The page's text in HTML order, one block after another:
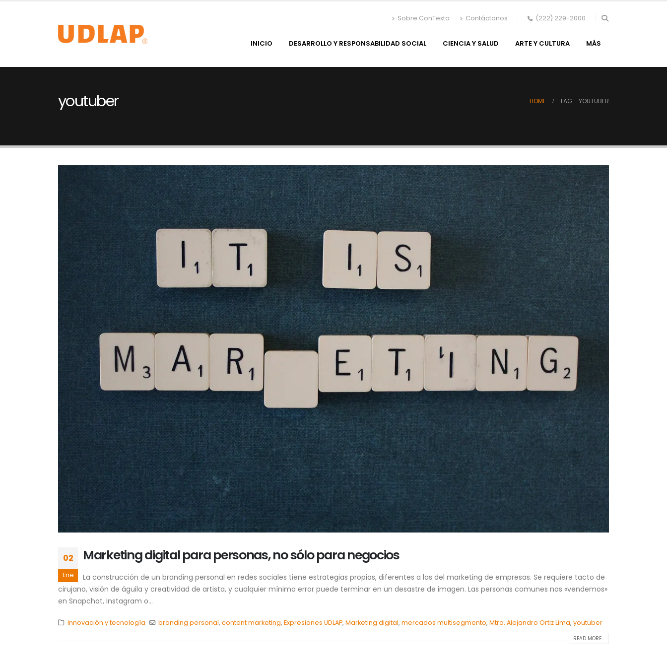
Sobre ConTexto Contáctanos (222) 229-2000
INICIO DESARROLLO Y RESPONSABILIDAD SOCIAL CIENCIA Y SALUD ARTE Y CULTURA MÁS
youtuber HOME TAG - YOUTUBER
02
Ene
Marketing digital para personas, no sólo para negocios
La construcción de un branding personal en redes sociales tiene estrategias propias, diferentes a las del marketing de empresas. Se requiere tacto de
cirujano, visión de águila y creatividad de artista, y cualquier mínimo error puede terminar en un desastre de imagen. Las personas comunes nos «vendemos»
en Snapchat, Instagram o...
Innovación y tecnología branding personal,content marketing,Expresiones UDLAP,Marketing digital,mercados multisegmento,Mtro. Alejandro Ortiz Lima,youtuber
READ MORE...